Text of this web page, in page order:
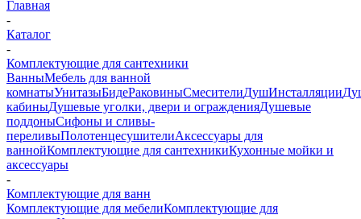
Главная
-
Каталог
-
Комплектующие для сантехники
ВанныМебель для ванной
комнатыУнитазыБидеРаковиныСмесителиДушИнсталляции
кабиныДушевые уголки, двери и огражденияДушевые
поддоныСифоны и сливы-
переливыПолотенцесушителиАксессуары для
ваннойКомплектующие для сантехникиКухонные мойки и
аксессуары
-
Комплектующие для ванн
Комплектующие для мебелиКомплектующие для